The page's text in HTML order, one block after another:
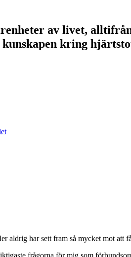
av livet,
kring
aldrig har sett fram så mycket mot att
frågorna för mig som